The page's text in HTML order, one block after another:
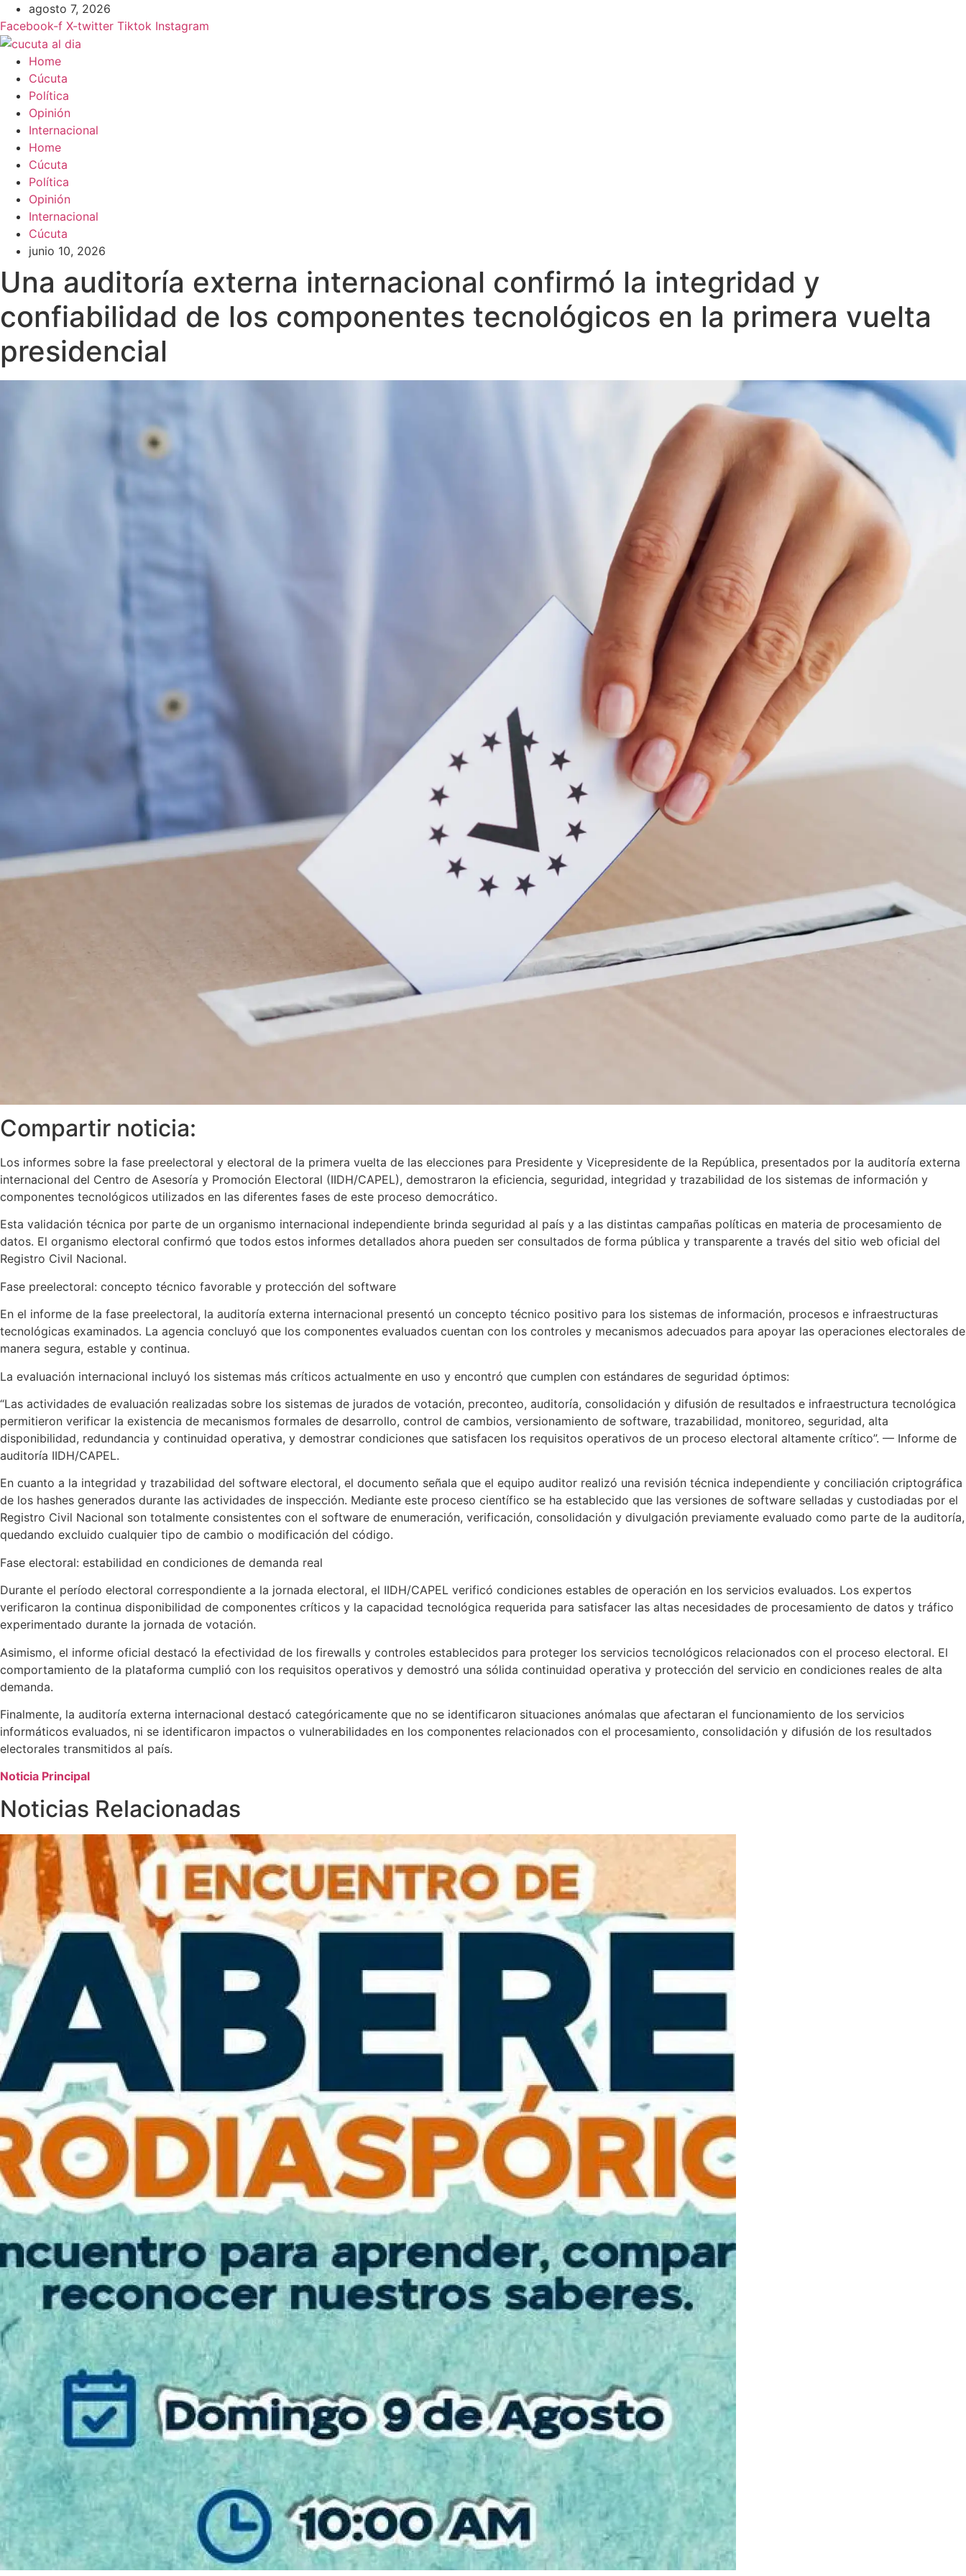
al
contenido
agosto 7, 2026
Facebook-f X-twitter Tiktok Instagram
Home
Cúcuta
Política
Opinión
Internacional
Home
Cúcuta
Política
Opinión
Internacional
Cúcuta
junio 10, 2026
Una auditoría externa internacional confirmó la integridad y
confiabilidad de los componentes tecnológicos en la primera vuelta
presidencial
Compartir noticia:
Los informes sobre la fase preelectoral y electoral de la primera vuelta de las elecciones para Presidente y Vicepresidente de la República, presentados por la auditoría externa
internacional del Centro de Asesoría y Promoción Electoral (IIDH/CAPEL), demostraron la eficiencia, seguridad, integridad y trazabilidad de los sistemas de información y
componentes tecnológicos utilizados en las diferentes fases de este proceso democrático.
Esta validación técnica por parte de un organismo internacional independiente brinda seguridad al país y a las distintas campañas políticas en materia de procesamiento de
datos. El organismo electoral confirmó que todos estos informes detallados ahora pueden ser consultados de forma pública y transparente a través del sitio web oficial del
Registro Civil Nacional.
Fase preelectoral: concepto técnico favorable y protección del software
En el informe de la fase preelectoral, la auditoría externa internacional presentó un concepto técnico positivo para los sistemas de información, procesos e infraestructuras
tecnológicas examinados. La agencia concluyó que los componentes evaluados cuentan con los controles y mecanismos adecuados para apoyar las operaciones electorales de
manera segura, estable y continua.
La evaluación internacional incluyó los sistemas más críticos actualmente en uso y encontró que cumplen con estándares de seguridad óptimos:
“Las actividades de evaluación realizadas sobre los sistemas de jurados de votación, preconteo, auditoría, consolidación y difusión de resultados e infraestructura tecnológica
permitieron verificar la existencia de mecanismos formales de desarrollo, control de cambios, versionamiento de software, trazabilidad, monitoreo, seguridad, alta
disponibilidad, redundancia y continuidad operativa, y demostrar condiciones que satisfacen los requisitos operativos de un proceso electoral altamente crítico”. — Informe de
auditoría IIDH/CAPEL.
En cuanto a la integridad y trazabilidad del software electoral, el documento señala que el equipo auditor realizó una revisión técnica independiente y conciliación criptográfica
de los hashes generados durante las actividades de inspección. Mediante este proceso científico se ha establecido que las versiones de software selladas y custodiadas por el
Registro Civil Nacional son totalmente consistentes con el software de enumeración, verificación, consolidación y divulgación previamente evaluado como parte de la auditoría,
quedando excluido cualquier tipo de cambio o modificación del código.
Fase electoral: estabilidad en condiciones de demanda real
Durante el período electoral correspondiente a la jornada electoral, el IIDH/CAPEL verificó condiciones estables de operación en los servicios evaluados. Los expertos
verificaron la continua disponibilidad de componentes críticos y la capacidad tecnológica requerida para satisfacer las altas necesidades de procesamiento de datos y tráfico
experimentado durante la jornada de votación.
Asimismo, el informe oficial destacó la efectividad de los firewalls y controles establecidos para proteger los servicios tecnológicos relacionados con el proceso electoral. El
comportamiento de la plataforma cumplió con los requisitos operativos y demostró una sólida continuidad operativa y protección del servicio en condiciones reales de alta
demanda.
Finalmente, la auditoría externa internacional destacó categóricamente que no se identificaron situaciones anómalas que afectaran el funcionamiento de los servicios
informáticos evaluados, ni se identificaron impactos o vulnerabilidades en los componentes relacionados con el procesamiento, consolidación y difusión de los resultados
electorales transmitidos al país.
Noticia Principal
Noticias Relacionadas